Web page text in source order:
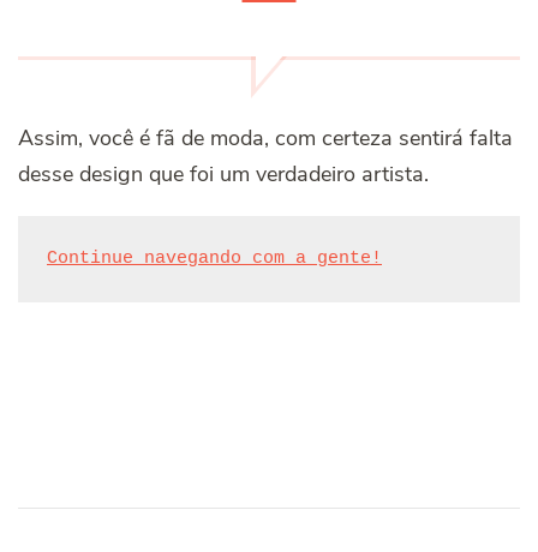
Assim, você é fã de moda, com certeza sentirá falta
desse design que foi um verdadeiro artista.
Continue navegando com a gente!
Navigation